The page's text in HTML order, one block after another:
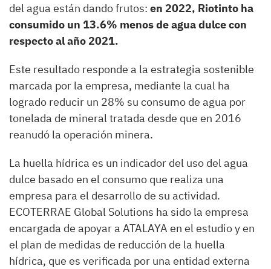
del agua están dando frutos: en 2022, Riotinto ha
consumido un 13.6% menos de agua dulce con
respecto al año 2021.
Este resultado responde a la estrategia sostenible
marcada por la empresa, mediante la cual ha
logrado reducir un 28% su consumo de agua por
tonelada de mineral tratada desde que en 2016
reanudó la operación minera.
La huella hídrica es un indicador del uso del agua
dulce basado en el consumo que realiza una
empresa para el desarrollo de su actividad.
ECOTERRAE Global Solutions ha sido la empresa
encargada de apoyar a ATALAYA en el estudio y en
el plan de medidas de reducción de la huella
hídrica, que es verificada por una entidad externa